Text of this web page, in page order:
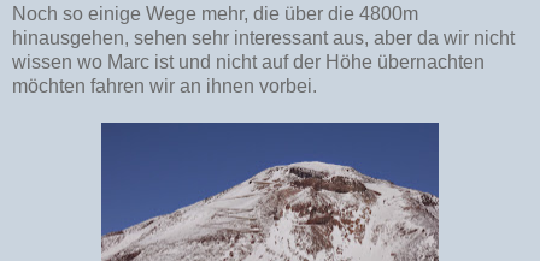
Noch so einige Wege mehr, die über die 4800m
hinausgehen, sehen sehr interessant aus, aber da wir nicht
wissen wo Marc ist und nicht auf der Höhe übernachten
möchten fahren wir an ihnen vorbei.